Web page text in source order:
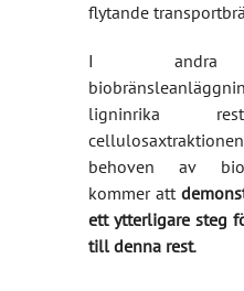
flytande
I andra
ligninrika
behoven av
kommer att
ett ytterligare steg
till denna rest.